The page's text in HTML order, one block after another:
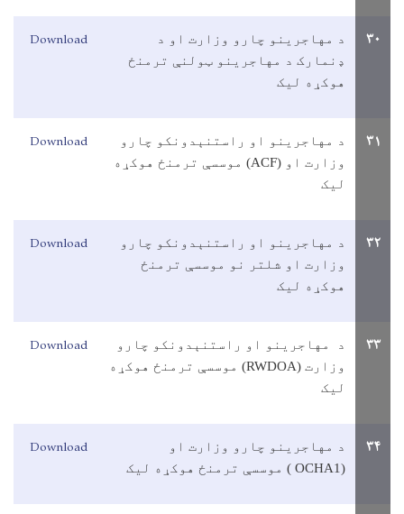
۳۰
د مهاجرينو چارو وزارت او د
ډنمارک د مهاجرينو ټولنې ترمنځ
هوکړه ليک
Download
۳۱
د مهاجرينو او راستنېدونکو چارو
وزارت او (ACF) موسسې ترمنځ هوکړه
ليک
Download
۳۲
د مهاجرينو او راستنېدونکو چارو
وزارت او شلتر نو موسسې ترمنځ
هوکړه ليک
Download
۳۳
د مهاجرينو او راستنېدونکو چارو
وزارت (RWDOA) موسسې ترمنځ هوکړه
ليک
Download
۳۴
د مهاجرينو چارو وزارت او
(
OCHA1 ) موسسې ترمنځ هوکړه ليک
Download